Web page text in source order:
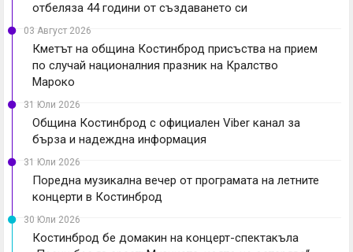
отбеляза 44 години от създаването си
03 Август 2026
Кметът на община Костинброд присъства на прием
по случай националния празник на Кралство
Мароко
31 Юли 2026
Община Костинброд с официален Viber канал за
бърза и надеждна информация
31 Юли 2026
Поредна музикална вечер от програмата на летните
концерти в Костинброд
30 Юли 2026
Костинброд бе домакин на концерт-спектакъла